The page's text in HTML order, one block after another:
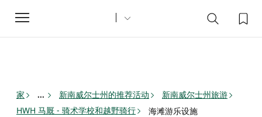
Toggle
navigation
家 ... 新南威尔士州的推荐活动
新南威尔士州旅游
HWH 马厩 - 骑术学校和越野骑行
海滩游乐设施